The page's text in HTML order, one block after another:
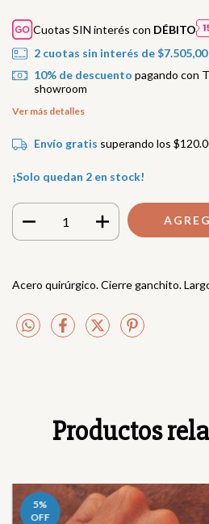
Cuotas SIN interés con DÉBITO
2 cuotas sin interés de$7.505,00
10% de descuento pagando con
showroom
Ver más detalles
Envío gratis superando los
¡Solo quedan 2 en stock!
Acero quirúrgico. Cierre ganchito.
Productos
5%
OFF